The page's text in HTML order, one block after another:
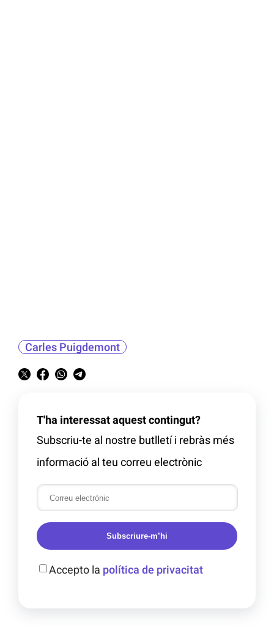
Carles Puigdemont
T'ha interessat aquest contingut?
Subscriu-te al nostre butlletí i rebràs més
informació al teu correu electrònic
Subscriure-m’hi
Accepto la política de privacitat